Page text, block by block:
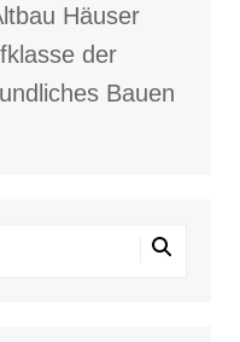
Häuser
der
Bauen